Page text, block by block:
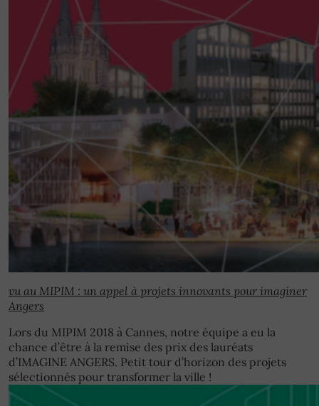
vu au MIPIM : un appel à projets innovants pour imaginer
Angers
Lors du MIPIM 2018 à Cannes, notre équipe a eu la
chance d’être à la remise des prix des lauréats
d’IMAGINE ANGERS. Petit tour d’horizon des projets
sélectionnés pour transformer la ville !